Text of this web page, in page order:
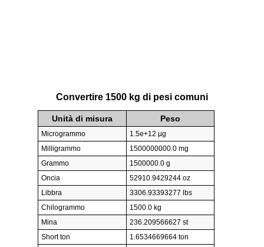
Convertire 1500 kg di pesi comuni
Unità di misura Peso
Microgrammo
1.5e+12 µg
Milligrammo
1500000000.0 mg
Grammo
1500000.0 g
Oncia
52910.9429244 oz
Libbra
3306.93393277 lbs
Chilogrammo
1500.0 kg
Mina
236.209566627 st
Short ton
1.6534669664 ton